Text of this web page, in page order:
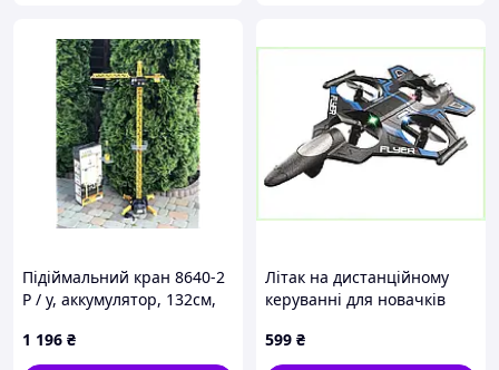
Підіймальний кран 8640-2
Р / у, аккумулятор, 132см,
1 196 ₴
Літак на дистанційному
керуванні для новачків
599 ₴